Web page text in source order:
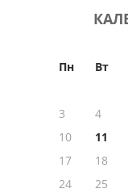
Пн Вт
3
4
10
11
17
18
24
25